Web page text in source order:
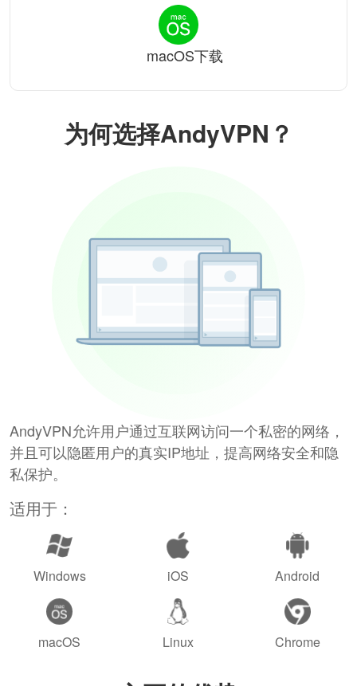
为何选择AndyVPN？
AndyVPN允许用户通过互联网访问一个私密的网络，
并且可以隐匿用户的真实IP地址，提高网络安全和隐
私保护。
适用于：
Windows iOS Android
macOS Linux Chrome
macOS下载